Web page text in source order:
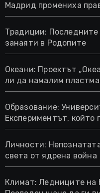
Мадрид промениха
Традиции:
занаяти в Родопите
Океани: Проектът
ли да намалим
Образование:
Експериментът, който
Личности:
света от ядрена война
Климат: Ледниците на